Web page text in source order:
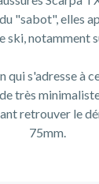
"sabot", elles
ski, notamment
qui s'adresse à
très
retrouver le
75mm.